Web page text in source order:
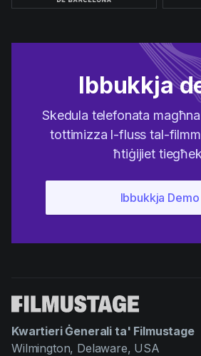
Ibbukkja
Skedula telefonata
tottimizza l-fluss tal-
ħtiġijiet
Kwartieri Ġenerali ta' Filmustage
Wilmington, Delaware, USA